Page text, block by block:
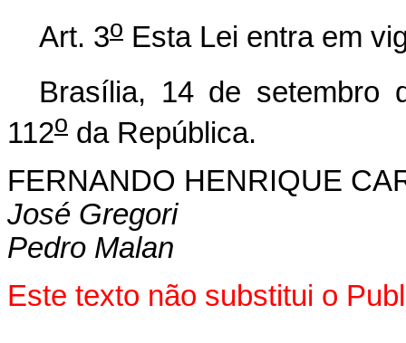
Art. 3o Esta Lei entra em
Brasília, 14 de setembro
112o da República.
FERNANDO HENRIQUE
José Gregori
Pedro Malan
Este texto não substitui o